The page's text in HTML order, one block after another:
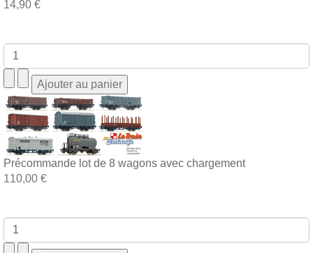
14,90 €
Précommande lot de 8 wagons avec chargement
110,00 €